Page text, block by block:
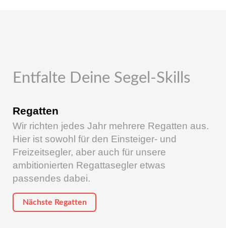
Entfalte Deine Segel-Skills
Regatten
Wir richten jedes Jahr mehrere Regatten aus.
Hier ist sowohl für den Einsteiger- und
Freizeitsegler, aber auch für unsere
ambitionierten Regattasegler etwas
passendes dabei.
Nächste Regatten